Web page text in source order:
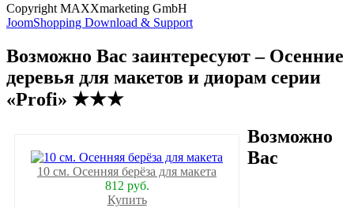
Copyright MAXXmarketing GmbH
JoomShopping Download & Support
Возможно Вас заинтересуют – Осенние
деревья для макетов и диорам серии
«Profi» ★★★
10 см. Осенняя берёза для макета
812 руб.
Купить
Возможно
Вас